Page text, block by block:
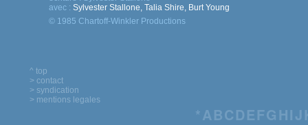
avec : Sylvester Stallone, Talia Shire, Burt Young
© 1985 Chartoff-Winkler Productions
^ top
> contact
> syndication
> mentions legales
*ABCDEFG HIJ